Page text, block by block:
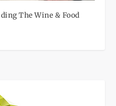
The Wine & Food